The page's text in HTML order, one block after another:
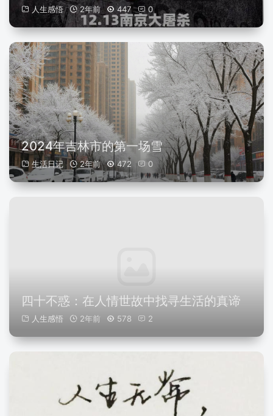
人生感悟 2年前 447 0
2024年吉林市的第一场雪
生活日记 2年前 472 0
四十不惑：在人情世故中找寻生活的真谛
人生感悟 2年前 578 2